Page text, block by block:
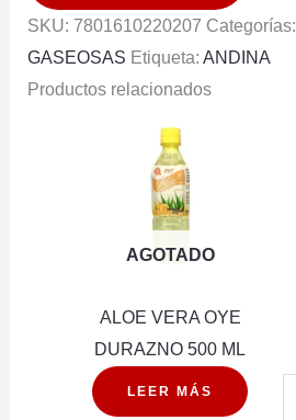
LATA
SKU: 7801610220207 Categorías:
GASEOSAS Etiqueta: ANDINA
Productos relacionados
AGOTADO
ALOE VERA OYE
DURAZNO 500 ML
LEER MÁS